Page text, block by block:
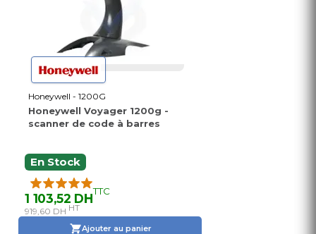
Honeywell - 1200G
Honeywell Voyager 1200g -
scanner de code à barres
En Stock
1 103,52 DHTTC
919,60 DH HT
Ajouter au panier